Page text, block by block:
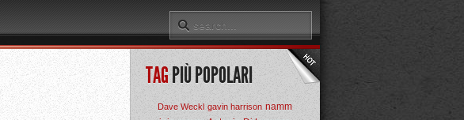
TAGPIÙ POPOLARI
Dave Weckl gavin harrison namm